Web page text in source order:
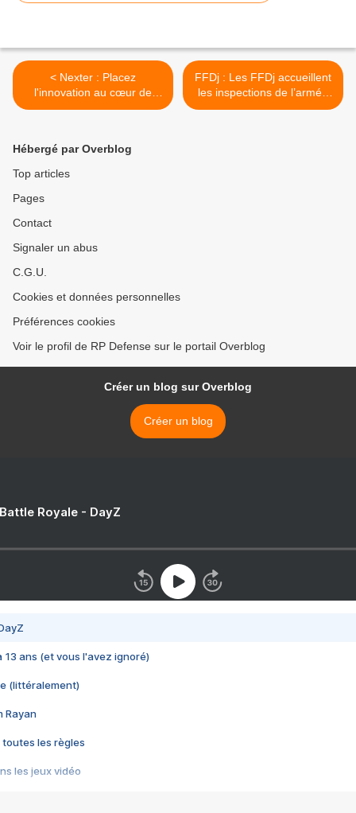
< Nexter : Placez
l'innovation au cœur de
votre métier
FFDj : Les FFDj accueillent
les inspections de l’armée
de Terre >
Hébergé par Overblog
Top articles
Pages
Contact
Signaler un abus
C.G.U.
Cookies et données personnelles
Préférences cookies
Voir le profil de RP Defense sur le portail Overblog
Créer un blog sur Overblog
Créer un blog
Royale - DayZ
13 ans (et vous l'avez ignoré)
(littéralement)
Rayan
toutes les règles
les jeux vidéo